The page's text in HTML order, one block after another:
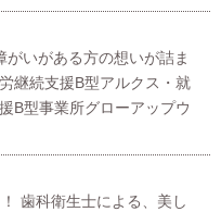
いがある方の想いが詰ま
継続支援B型アルクス・就
B型事業所グローアップウ
歯科衛生士による、美し